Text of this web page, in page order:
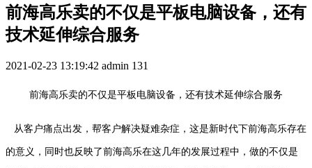
前海高乐卖的不仅是平板电脑设备，还有
技术延伸综合服务
2021-02-23 13:19:42 admin 131
前海高乐卖的不仅是平板电脑设备，还有技术延伸综合服务
从客户痛点出发，帮客户解决疑难杂症，这是新时代下前海高乐存在
的意义，同时也反映了前海高乐在这几年的发展过程中，做的不仅是